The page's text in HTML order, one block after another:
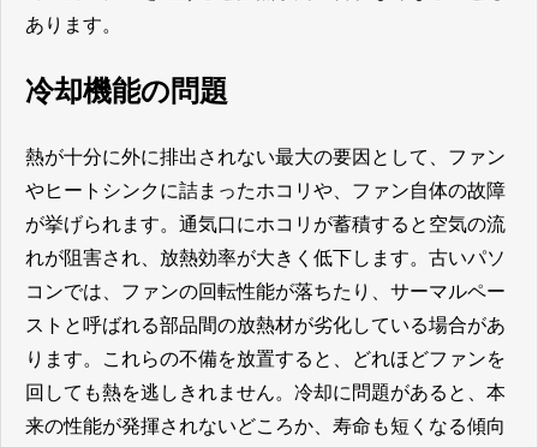
あります。
冷却機能の問題
熱が十分に外に排出されない最大の要因として、ファン
やヒートシンクに詰まったホコリや、ファン自体の故障
が挙げられます。通気口にホコリが蓄積すると空気の流
れが阻害され、放熱効率が大きく低下します。古いパソ
コンでは、ファンの回転性能が落ちたり、サーマルペー
ストと呼ばれる部品間の放熱材が劣化している場合があ
ります。これらの不備を放置すると、どれほどファンを
回しても熱を逃しきれません。冷却に問題があると、本
来の性能が発揮されないどころか、寿命も短くなる傾向